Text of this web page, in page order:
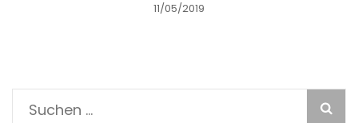
11/05/2019
Suche